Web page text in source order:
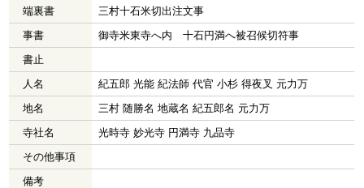
端裏書
三村十石米切出注文事
事書
御寺米東寺へ内 十石円満へ被召候切符事
書止
人名
紀五郎 光能 紀法師 代官 小杉 得夜叉 元力万
地名
三村 随勝名 地蔵名 紀五郎名 元力万
寺社名
光時寺 妙光寺 円満寺 九品寺
その他事項
備考